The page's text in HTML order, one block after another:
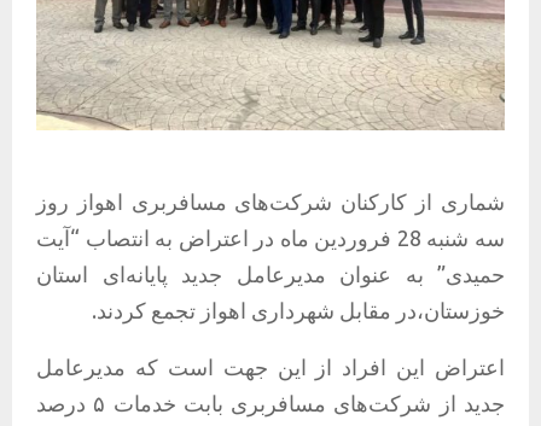
شماری از کارکنان شرکت‌های مسافربری اهواز روز
سه شنبه 28 فروردین ماه در اعتراض به انتصاب “آیت
حمیدی” به عنوان مدیرعامل جدید پایانه‌ای استان
خوزستان،در مقابل شهرداری اهواز تجمع کردند.
اعتراض این افراد از این جهت است که مدیرعامل
جدید از شرکت‌های مسافربری بابت خدمات ۵ درصد